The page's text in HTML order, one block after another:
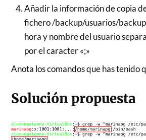
Añadir la información de copia
fichero /backup/usuarios/
hora y nombre del usuario
por el caracter «;»
Anota los comandos que has tenido
Solución propuesta